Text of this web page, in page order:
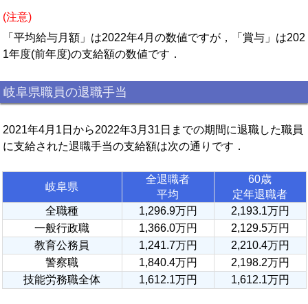
(注意)
「平均給与月額」は2022年4月の数値ですが，「賞与」は202
1年度(前年度)の支給額の数値です．
岐阜県職員の退職手当
2021年4月1日から2022年3月31日までの期間に退職した職員
に支給された退職手当の支給額は次の通りです．
岐阜県
全退職者
平均
60歳
定年退職者
全職種
1,296.9万円
2,193.1万円
一般行政職
1,366.0万円
2,129.5万円
教育公務員
1,241.7万円
2,210.4万円
警察職
1,840.4万円
2,198.2万円
技能労務職全体
1,612.1万円 1,612.1万円